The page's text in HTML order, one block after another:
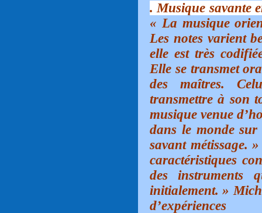
. Musique savante
« La musique
Les notes varient
elle est très
Elle se transmet
des maîtres.
transmettre à son
musique venue
dans le monde
savant métissage.
caractéristiques
des instruments
initialement. »